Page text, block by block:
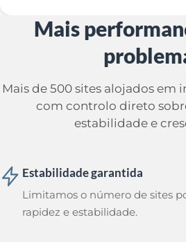
Mais
Mais de 500 sites alojados em
com controlo direto
estabilidade e
Estabilidade garantida
Limitamos o número de sites
rapidez e estabilidade.